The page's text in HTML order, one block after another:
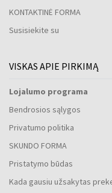
KONTAKTINĖ FORMA
Susisiekite su
VISKAS APIE PIRKIMĄ
Lojalumo programa
Bendrosios sąlygos
Privatumo politika
SKUNDO FORMA
Pristatymo būdas
Kada gausiu užsakytas